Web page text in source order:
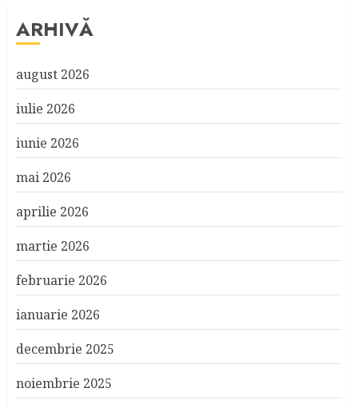
ARHIVĂ
august 2026
iulie 2026
iunie 2026
mai 2026
aprilie 2026
martie 2026
februarie 2026
ianuarie 2026
decembrie 2025
noiembrie 2025